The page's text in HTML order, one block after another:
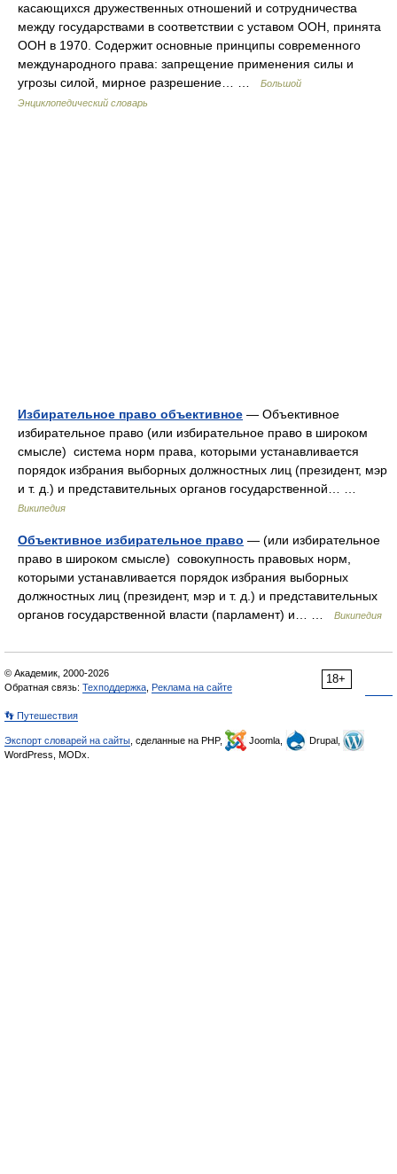
касающихся дружественных отношений и сотрудничества
между государствами в соответствии с уставом ООН, принята
ООН в 1970. Содержит основные принципы современного
международного права: запрещение применения силы и
угрозы силой, мирное разрешение… …
Большой
Энциклопедический словарь
Избирательное право объективное — Объективное
избирательное право (или избирательное право в широком
смысле) система норм права, которыми устанавливается
порядок избрания выборных должностных лиц (президент, мэр
и т. д.) и представительных органов государственной… …
Википедия
Объективное избирательное право — (или избирательное
право в широком смысле) совокупность правовых норм,
которыми устанавливается порядок избрания выборных
должностных лиц (президент, мэр и т. д.) и представительных
органов государственной власти (парламент) и… …
Википедия
18+
© Академик, 2000-2026
Обратная связь: Техподдержка Реклама на сайте
👣 Путешествия
Экспорт словарей на сайты , сделанные на PHP, Joomla,
Drupal,
WordPress, MODx.